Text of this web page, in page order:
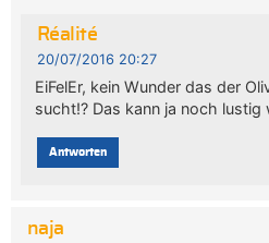
Réalité
20/07/2016 20:27
EiFelEr, kein Wunder das der
sucht!? Das kann ja noch lustig
Antworten
naja